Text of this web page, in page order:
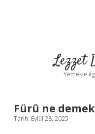
Lezzet
Yemekle
Fürû ne demek
Tarih: Eylül 28, 2025